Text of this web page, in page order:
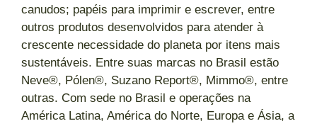
canudos; papéis para imprimir e escrever, entre
outros produtos desenvolvidos para atender à
crescente necessidade do planeta por itens mais
sustentáveis. Entre suas marcas no Brasil estão
Neve®, Pólen®, Suzano Report®, Mimmo®, entre
outras. Com sede no Brasil e operações na
América Latina, América do Norte, Europa e Ásia, a